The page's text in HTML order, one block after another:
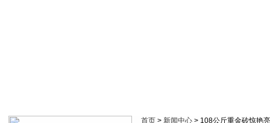
首页 > 新闻中心 > 108公斤重金砖惊艳